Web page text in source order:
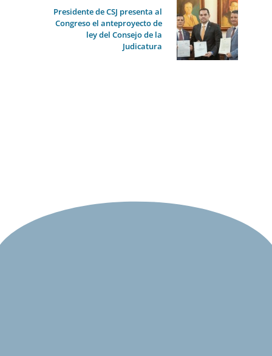
Presidente de CSJ presenta al
Congreso el anteproyecto de
ley del Consejo de la
Judicatura